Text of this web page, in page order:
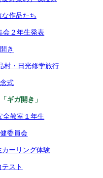
な作品たち
会２年生発表
き
村・日光修学旅行
式
ギガ開き」
全教室１年生
委員会
カーリング体験
スト